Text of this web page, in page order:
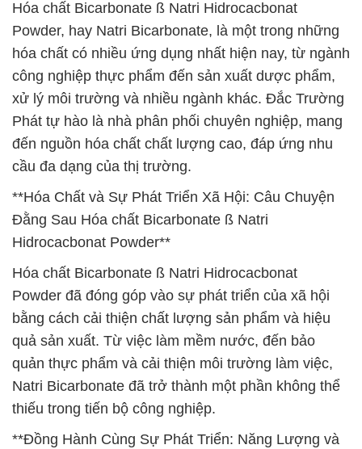
Hóa chất Bicarbonate ß Natri Hidrocacbonat
Powder, hay Natri Bicarbonate, là một trong những
hóa chất có nhiều ứng dụng nhất hiện nay, từ ngành
công nghiệp thực phẩm đến sản xuất dược phẩm,
xử lý môi trường và nhiều ngành khác. Đắc Trường
Phát tự hào là nhà phân phối chuyên nghiệp, mang
đến nguồn hóa chất chất lượng cao, đáp ứng nhu
cầu đa dạng của thị trường.
**Hóa Chất và Sự Phát Triển Xã Hội: Câu Chuyện
Đằng Sau Hóa chất Bicarbonate ß Natri
Hidrocacbonat Powder**
Hóa chất Bicarbonate ß Natri Hidrocacbonat
Powder đã đóng góp vào sự phát triển của xã hội
bằng cách cải thiện chất lượng sản phẩm và hiệu
quả sản xuất. Từ việc làm mềm nước, đến bảo
quản thực phẩm và cải thiện môi trường làm việc,
Natri Bicarbonate đã trở thành một phần không thể
thiếu trong tiến bộ công nghiệp.
**Đồng Hành Cùng Sự Phát Triển: Năng Lượng và